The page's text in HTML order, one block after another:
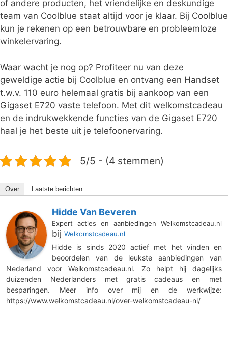
of andere producten, het vriendelijke en deskundige
team van Coolblue staat altijd voor je klaar. Bij Coolblue
kun je rekenen op een betrouwbare en probleemloze
winkelervaring.
Waar wacht je nog op? Profiteer nu van deze
geweldige actie bij Coolblue en ontvang een Handset
t.w.v. 110 euro helemaal gratis bij aankoop van een
Gigaset E720 vaste telefoon. Met dit welkomstcadeau
en de indrukwekkende functies van de Gigaset E720
haal je het beste uit je telefoonervaring.
5/5 - (4 stemmen)
Over Laatste berichten
Hidde Van Beveren
Expert acties en aanbiedingen Welkomstcadeau.nl
bij Welkomstcadeau.nl
Hidde is sinds 2020 actief met het vinden en
beoordelen van de leukste aanbiedingen van
Nederland voor Welkomstcadeau.nl. Zo helpt hij dagelijks
duizenden Nederlanders met gratis cadeaus en met
besparingen. Meer info over mij en de werkwijze:
https://www.welkomstcadeau.nl/over-welkomstcadeau-nl/